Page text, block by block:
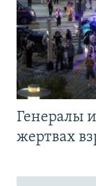
Генералы
жертвах